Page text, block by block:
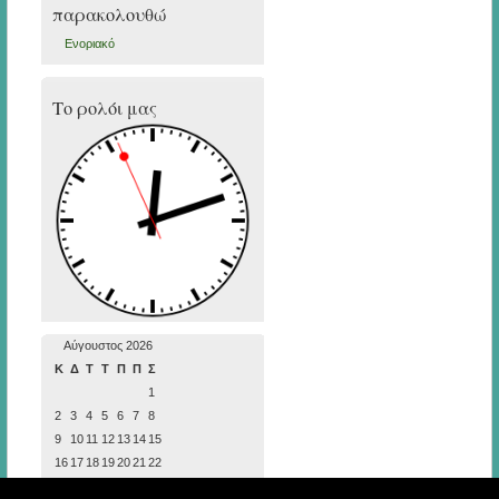
παρακολουθώ
Ενοριακό
Το ρολόι μας
Αύγουστος 2026
Κ Δ Τ Τ Π Π Σ
1
2
3 4 5 6 7
8
9
10 11 12 13 14 15
16 17 18 192021 22